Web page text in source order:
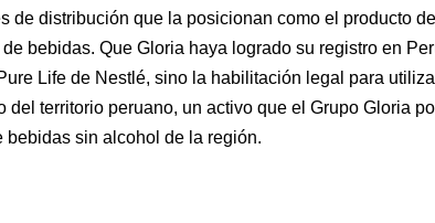
de distribución que la posicionan como el producto
bebidas. Que Gloria haya logrado su registro en
Life de Nestlé, sino la habilitación legal para
territorio peruano, un activo que el Grupo Gloria
sin alcohol de la región.